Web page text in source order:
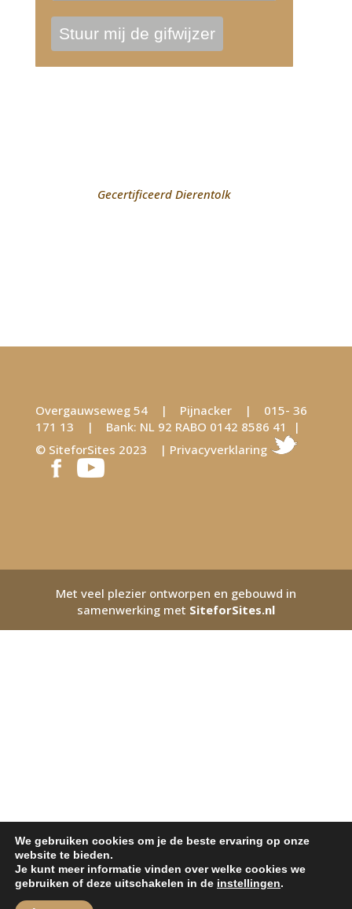
Stuur mij de gifwijzer
Gecertificeerd Dierentolk
Overgauwseweg 54 | Pijnacker | 015- 36
171 13 | Bank: NL 92 RABO 0142 8586 41 |
© SiteforSites 2023 | Privacyverklaring
Met veel plezier ontworpen en gebouwd in
samenwerking met SiteforSites.nl
We gebruiken cookies om je de beste ervaring op onze
website te bieden.
Je kunt meer informatie vinden over welke cookies we
gebruiken of deze uitschakelen in de instellingen.